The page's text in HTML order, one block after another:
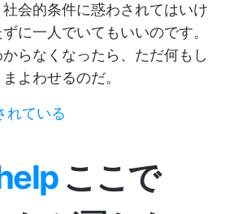
会的条件に惑わされてはいけ
に一人でいてもいいのです。
らなくなったら、ただ何もし
よわせるのだ。
れている
ここで